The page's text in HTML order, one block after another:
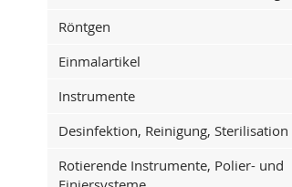
Röntgen
Einmalartikel
Instrumente
Desinfektion, Reinigung, Sterilisation
Rotierende Instrumente, Polier- und